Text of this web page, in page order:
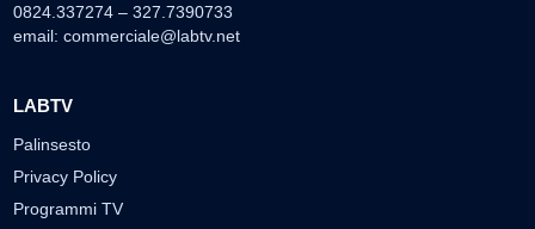
0824.337274 – 327.7390733
email: commerciale@labtv.net
LABTV
Palinsesto
Privacy Policy
Programmi TV